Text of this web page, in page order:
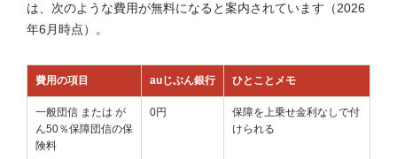
は、次のような費用が無料になると案内されています（2026
年6月時点）。
費用の項目 auじぶん銀行 ひとことメモ
一般団信 または が
ん50％保障団信の保
険料
0円
保障を上乗せ金利なしで付
けられる